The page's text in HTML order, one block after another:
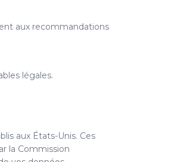
aux recommandations
légales.
aux États-Unis. Ces
la Commission